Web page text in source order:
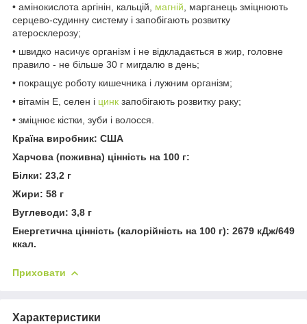
• амінокислота аргінін, кальцій, магній , марганець зміцнюють
серцево-судинну систему і запобігають розвитку
атеросклерозу;
• швидко насичує організм і не відкладається в жир, головне
правило - не більше 30 г мигдалю в день;
• покращує роботу кишечника і лужним організм;
• вітамін Е, селен і цинк запобігають розвитку раку;
• зміцнює кістки, зуби і волосся.
Країна виробник: США
Харчова (поживна) цінність на 100 г:
Білки: 23,2 г
Жири: 58 г
Вуглеводи: 3,8 г
Енергетична цінність (калорійність на 100 г): 2679 кДж/649
ккал.
Приховати
Характеристики